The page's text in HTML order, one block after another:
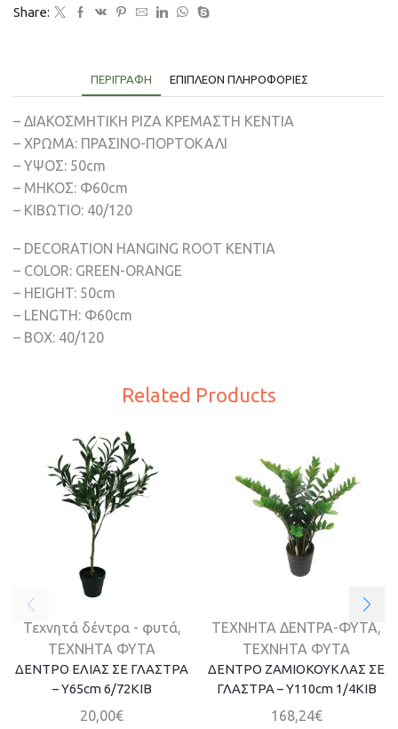
Share:
ΠΕΡΙΓΡΑΦΉ ΕΠΙΠΛΈΟΝ ΠΛΗΡΟΦΟΡΊΕΣ
– ΔΙΑΚΟΣΜΗΤΙΚH ΡΙΖΑ ΚΡΕΜΑΣΤΗ ΚΕΝΤΙΑ
– ΧΡΩΜΑ: ΠΡΑΣΙΝΟ-ΠΟΡΤΟΚΑΛΙ
– ΥΨΟΣ: 50cm
– ΜΗΚΟΣ: Φ60cm
– ΚΙΒΩΤΙΟ: 40/120
– DECORATION HANGING ROOT KENTIA
– COLOR: GREEN-ORANGE
– HEIGHT: 50cm
– LENGTH: Φ60cm
– BOX: 40/120
Related Products
Τεχνητά δέντρα - φυτά,
ΤΕΧΝΗΤΑ ΦΥΤΑ
ΔΕΝΤΡΟ ΕΛΙΑΣ ΣΕ ΓΛΑΣΤΡΑ
– Y65cm 6/72ΚΙΒ
20,00€
ΤΕΧΝΗΤΑ ΔΕΝΤΡΑ-ΦΥΤΑ,
ΤΕΧΝΗΤΑ ΦΥΤΑ
ΔΕΝΤΡΟ ΖΑΜΙΟΚΟΥΚΛΑΣ ΣΕ
ΓΛΑΣΤΡΑ – Y110cm 1/4KIB
168,24€